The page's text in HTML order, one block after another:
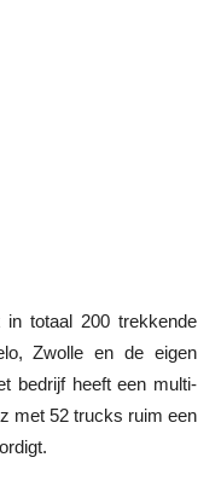
totaal 200 trekkende
Zwolle en de eigen
bedrijf heeft een multi-
met 52 trucks ruim een